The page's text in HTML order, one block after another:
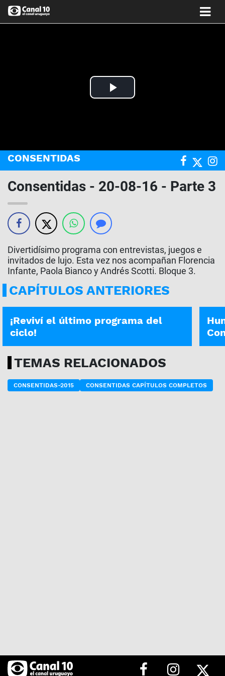
Play
CONSENTIDAS
Consentidas - 20-08-16 - Parte 3
Divertidísimo programa con entrevistas, juegos e
invitados de lujo. Esta vez nos acompañan Florencia
Infante, Paola Bianco y Andrés Scotti. Bloque 3.
CAPÍTULOS ANTERIORES
CONSENTIDAS | 26-12-2020
¡Reviví el último programa del
ciclo!
TEMAS RELACIONADOS
CONSENTIDAS-2015 CONSENTIDAS CAPÍTULOS COMPLETOS